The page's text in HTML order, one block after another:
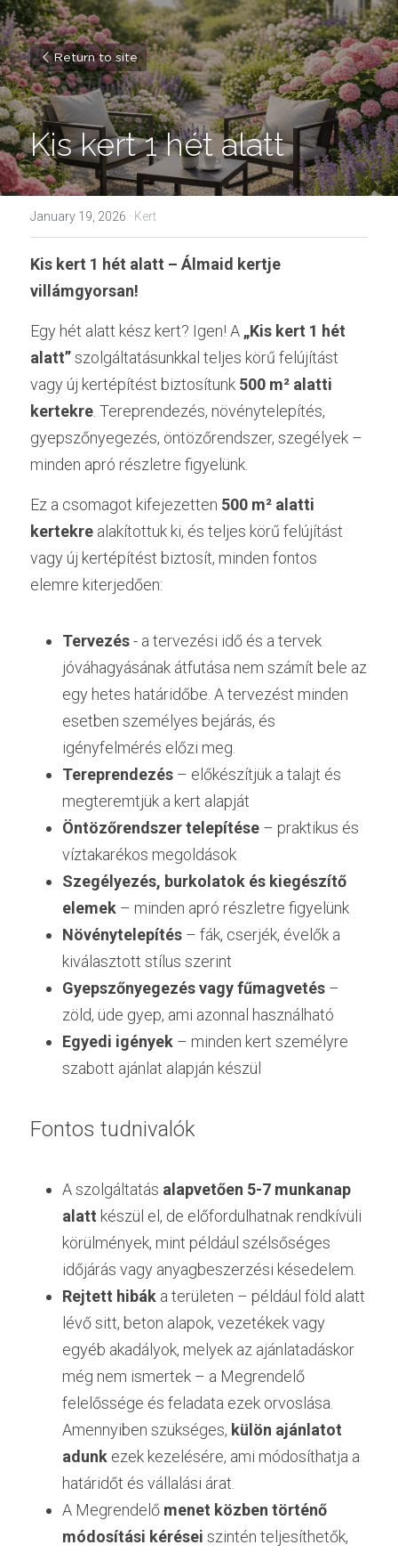
Return to site
Kis kert 1 hét alatt
January 19, 2026 · Kert
Kis kert 1 hét alatt – Álmaid kertje
villámgyorsan!
Egy hét alatt kész kert? Igen! A „Kis kert 1 hét
alatt” szolgáltatásunkkal teljes körű felújítást
vagy új kertépítést biztosítunk 500 m² alatti
kertekre . Tereprendezés, növénytelepítés,
gyepszőnyegezés, öntözőrendszer, szegélyek –
minden apró részletre figyelünk.
Ez a csomagot kifejezetten 500 m² alatti
kertekre alakítottuk ki, és teljes körű felújítást
vagy új kertépítést biztosít, minden fontos
elemre kiterjedően:
Tervezés - a tervezési idő és a tervek
jóváhagyásának átfutása nem számít bele az
egy hetes határidőbe. A tervezést minden
esetben személyes bejárás, és
igényfelmérés előzi meg.
Tereprendezés – előkészítjük a talajt és
megteremtjük a kert alapját
Öntözőrendszer telepítése – praktikus és
víztakarékos megoldások
Szegélyezés, burkolatok és kiegészítő
elemek – minden apró részletre figyelünk
Növénytelepítés – fák, cserjék, évelők a
kiválasztott stílus szerint
Gyepszőnyegezés vagy fűmagvetés –
zöld, üde gyep, ami azonnal használható
Egyedi igények – minden kert személyre
szabott ajánlat alapján készül
Fontos tudnivalók
A szolgáltatás alapvetően 5-7 munkanap
alatt készül el, de előfordulhatnak rendkívüli
körülmények, mint például szélsőséges
időjárás vagy anyagbeszerzési késedelem.
Rejtett hibák a területen – például föld alatt
lévő sitt, beton alapok, vezetékek vagy
egyéb akadályok, melyek az ajánlatadáskor
még nem ismertek – a Megrendelő
felelőssége és feladata ezek orvoslása.
Amennyiben szükséges, külön ajánlatot
adunk ezek kezelésére, ami módosíthatja a
határidőt és vállalási árat.
A Megrendelő menet közben történő
módosítási kérései szintén teljesíthetők,